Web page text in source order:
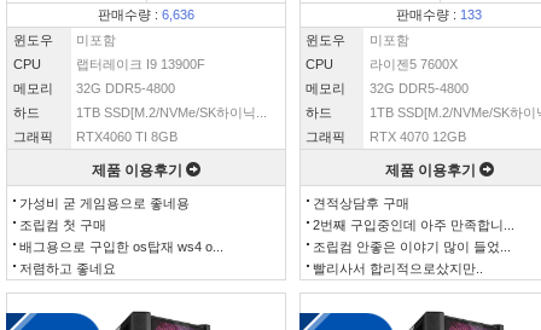
판매수량 : 6,636
윈도우
미포함
CPU
랩터레이크 I9 13900F
메모리
32G DDR5-4800
하드
1TB SSD[M.2/NVMe/SK하이닉...
그래픽
RTX4060 TI 8GB
제품 이용후기
가성비 굳 게임용으로 좋네용
조립컴 첫 구매
배그용으로 구입한 os탑재 ws4 o...
저렴하고 좋네요
판매수량 : 133
윈도우
미포함
CPU
라이젠5 7600X
메모리
32G DDR5-4800
하드
1TB SSD[M.2/NVMe/SK하이
그래픽
RTX 4070 12GB
제품 이용후기
견적상담후 구매
2번째 구입중인데 아주 만족합니...
조립컴 안좋은 이야기 많이 들었...
빨리사서 합리적으로샀지만..